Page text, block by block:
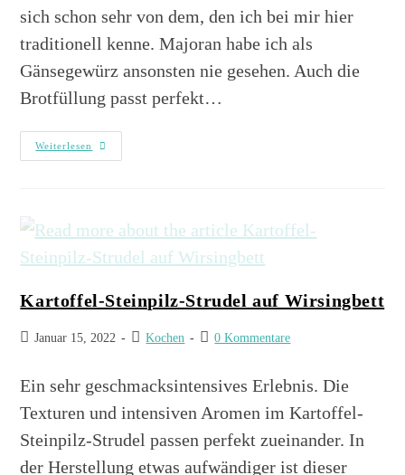
sich schon sehr von dem, den ich bei mir hier
traditionell kenne. Majoran habe ich als
Gänsegewürz ansonsten nie gesehen. Auch die
Brotfüllung passt perfekt…
Weiterlesen
Kartoffel-Steinpilz-Strudel auf Wirsingbett
Januar 15, 2022 Kochen 0 Kommentare
Ein sehr geschmacksintensives Erlebnis. Die
Texturen und intensiven Aromen im Kartoffel-
Steinpilz-Strudel passen perfekt zueinander. In
der Herstellung etwas aufwändiger ist dieser